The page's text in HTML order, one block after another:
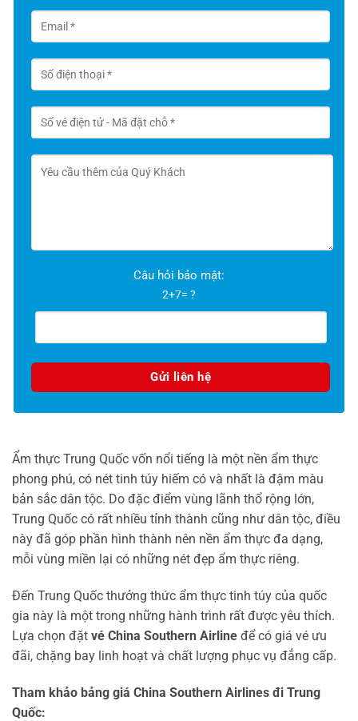
Câu hỏi bảo mật:
2+7= ?
Ẩm thực Trung Quốc vốn nổi tiếng là một nền ẩm thực
phong phú, có nét tinh túy hiếm có và nhất là đậm màu
bản sắc dân tộc. Do đặc điểm vùng lãnh thổ rộng lớn,
Trung Quốc có rất nhiều tỉnh thành cũng như dân tộc, điều
này đã góp phần hình thành nên nền ẩm thực đa dạng,
mỗi vùng miền lại có những nét đẹp ẩm thực riêng.
Đến Trung Quốc thưởng thức ẩm thực tinh túy của quốc
gia này là một trong những hành trình rất được yêu thích.
Lựa chọn đặt vé China Southern Airline để có giá vé ưu
đãi, chặng bay linh hoạt và chất lượng phục vụ đẳng cấp.
Tham khảo bảng giá China Southern Airlines đi Trung
Quốc: